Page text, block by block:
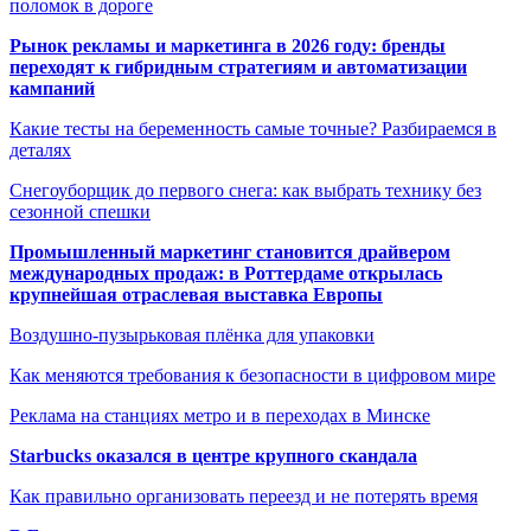
поломок в дороге
Рынок рекламы и маркетинга в 2026 году: бренды
переходят к гибридным стратегиям и автоматизации
кампаний
Какие тесты на беременность самые точные? Разбираемся в
деталях
Снегоуборщик до первого снега: как выбрать технику без
сезонной спешки
Промышленный маркетинг становится драйвером
международных продаж: в Роттердаме открылась
крупнейшая отраслевая выставка Европы
Воздушно-пузырьковая плёнка для упаковки
Как меняются требования к безопасности в цифровом мире
Реклама на станциях метро и в переходах в Минске
Starbucks оказался в центре крупного скандала
Как правильно организовать переезд и не потерять время